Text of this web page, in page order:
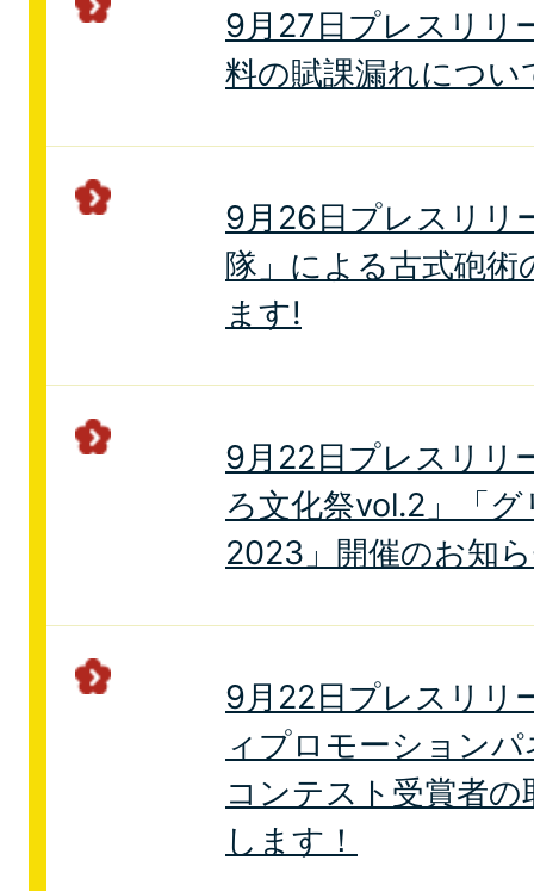
9月27日プレスリリ
料の賦課漏れについ
9月26日プレスリリ
隊」による古式砲術
ます!
9月22日プレスリリ
ろ文化祭vol.2」「
2023」開催のお知
9月22日プレスリリ
ィプロモーション
コンテスト受賞者
します！